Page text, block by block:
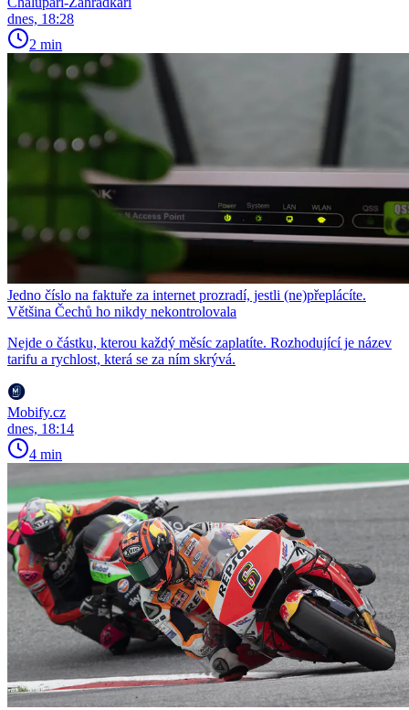
dnes, 18:28
2 min
Jedno číslo na faktuře za internet prozradí, jestli (ne)přeplácíte.
Většina Čechů ho nikdy nekontrolovala
Nejde o částku, kterou každý měsíc zaplatíte. Rozhodující je název
tarifu a rychlost, která se za ním skrývá.
Mobify.cz
dnes, 18:14
4 min